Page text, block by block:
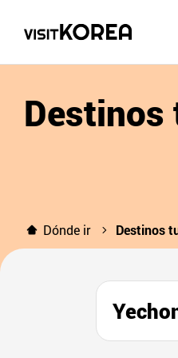
Dónde ir Destinos